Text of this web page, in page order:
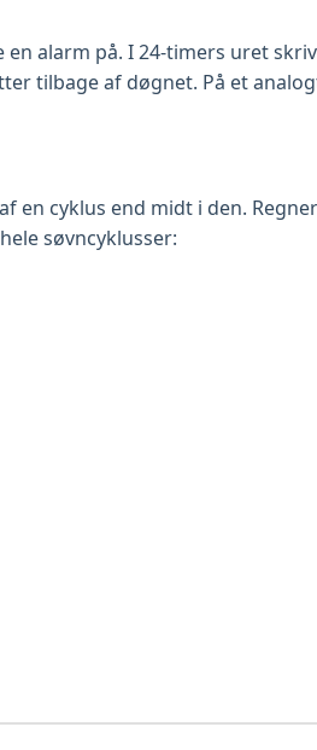
alarm på. I 24-timers uret
tilbage af døgnet. På et
en cyklus end midt i den.
søvncyklusser: